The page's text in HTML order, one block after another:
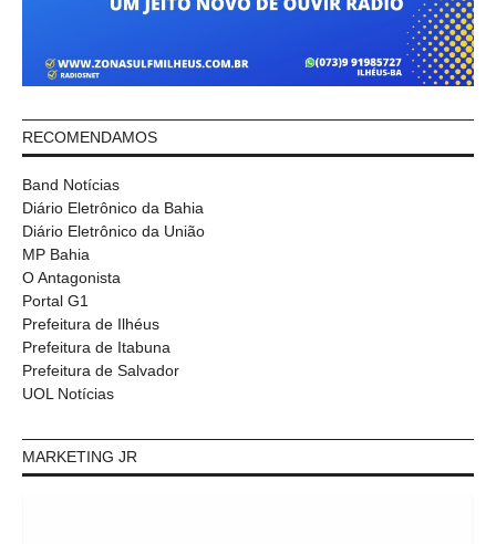
RECOMENDAMOS
Band Notícias
Diário Eletrônico da Bahia
Diário Eletrônico da União
MP Bahia
O Antagonista
Portal G1
Prefeitura de Ilhéus
Prefeitura de Itabuna
Prefeitura de Salvador
UOL Notícias
MARKETING JR